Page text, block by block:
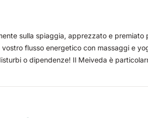
sulla spiaggia, apprezzato e
flusso energetico con massaggi e
o dipendenze! Il Meiveda è